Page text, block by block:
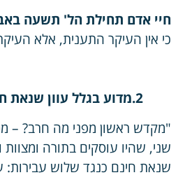
חיי אדם תחילת הל' תשעה
כי אין העיקר התענית, אלא
"מקדש ראשון מפני מה חרב? –
שני, שהיו עוסקים בתורה
שנאת חינם כנגד שלוש עבירות: